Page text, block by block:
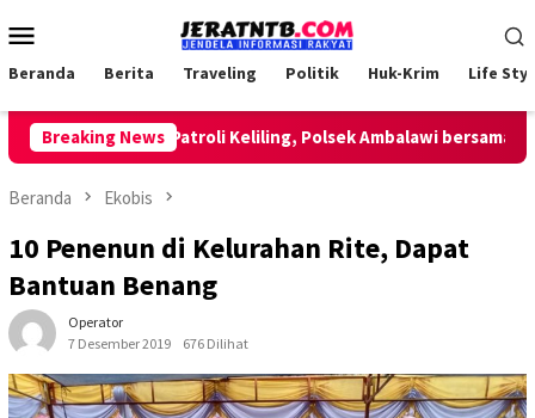
ke
Mobile
Beranda Berita Traveling Politik Huk-Krim Life
Breaking News
Lakukan Patroli Keliling, Polsek Ambalawi bersama TNI dan
Beranda Ekobis
10 Penenun di Kelurahan Rite, Dapat
Bantuan Benang
Operator
7 Desember 2019
676 Dilihat